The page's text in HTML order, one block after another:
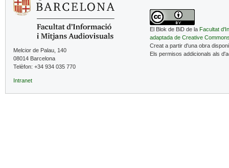
Melcior de Palau, 140
08014 Barcelona
Telèfon: +34 934 035 770
Intranet
El Blok de BiD de la Facultat
adaptada de Creative
Creat a partir d'una obra
Els permisos addicionals als